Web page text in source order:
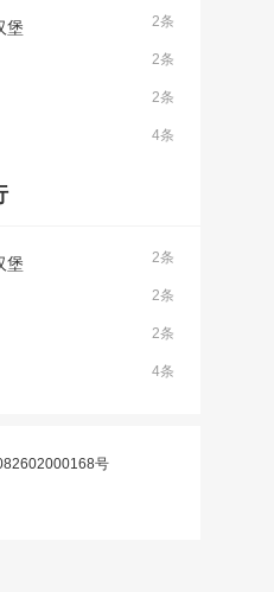
2条
堡
2条
2条
4条
2条
堡
2条
2条
4条
号